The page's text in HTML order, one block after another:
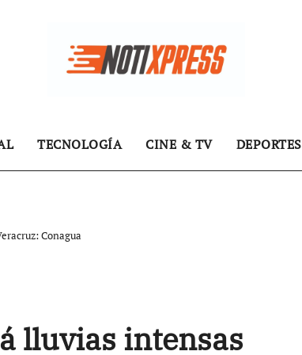
TECNOLOGÍA CINE & TV DEPORTES
Conagua
lluvias intensas